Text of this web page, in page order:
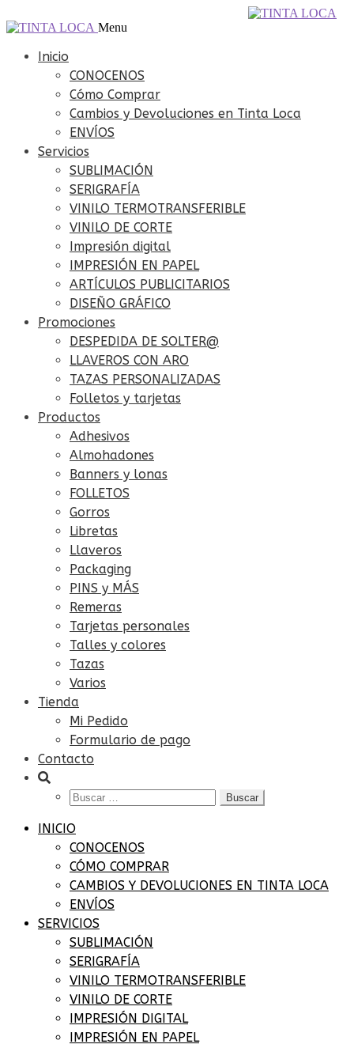
Ir
Ir
Menu
Inicio
CONOCENOS
Cómo Comprar
Cambios y Devoluciones en Tinta Loca
ENVÍOS
Servicios
SUBLIMACIÓN
SERIGRAFÍA
VINILO TERMOTRANSFERIBLE
VINILO DE CORTE
Impresión digital
IMPRESIÓN EN PAPEL
ARTÍCULOS PUBLICITARIOS
DISEÑO GRÁFICO
Promociones
DESPEDIDA DE SOLTER@
LLAVEROS CON ARO
TAZAS PERSONALIZADAS
Folletos y tarjetas
Productos
Adhesivos
Almohadones
Banners y lonas
FOLLETOS
Gorros
Libretas
Llaveros
Packaging
PINS y MÁS
Remeras
Tarjetas personales
Talles y colores
Tazas
Varios
Tienda
Mi Pedido
Formulario de pago
Contacto
Buscar:
INICIO
CONOCENOS
CÓMO COMPRAR
CAMBIOS Y DEVOLUCIONES EN TINTA LOCA
ENVÍOS
SERVICIOS
SUBLIMACIÓN
SERIGRAFÍA
VINILO TERMOTRANSFERIBLE
VINILO DE CORTE
IMPRESIÓN DIGITAL
IMPRESIÓN EN PAPEL